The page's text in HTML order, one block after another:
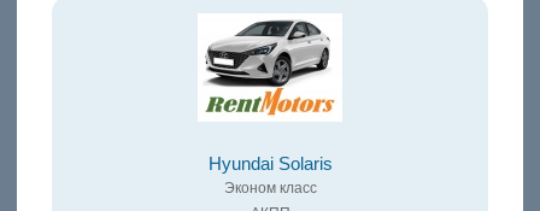
Hyundai Solaris
Эконом класс